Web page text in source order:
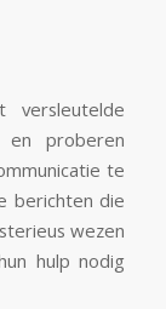
versleutelde
en proberen
te
berichten die
wezen
hulp nodig